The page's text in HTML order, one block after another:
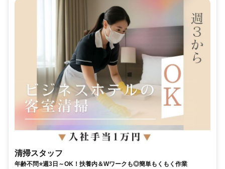
清掃スタッフ
年齢不問⭐週3日～OK！扶養内＆Wワークも◎簡単もくもく作業